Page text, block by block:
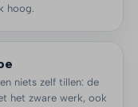
hoog.
niets zelf tillen: de
het zware werk, ook